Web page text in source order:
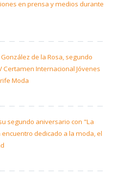
en prensa y medios durante
de la Rosa, segundo
Certamen Internacional Jóvenes
Moda
segundo aniversario con "La
dedicado a la moda, el